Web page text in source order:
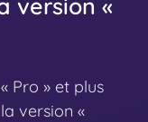
version «
Pro » et plus
version «